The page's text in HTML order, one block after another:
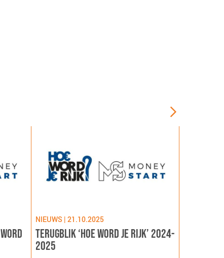
NIEUWS | 21.10.2025
TERUGBLIK ‘HOE WORD JE RIJK’ 2024-
2025